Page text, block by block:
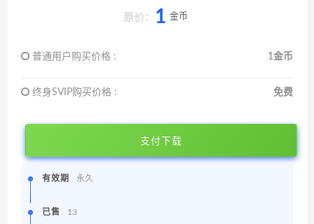
原价： 1 金币
普通用户购买价格 : 1金币
终身SVIP购买价格 : 免费
支付下载
有效期 永久
已售 13